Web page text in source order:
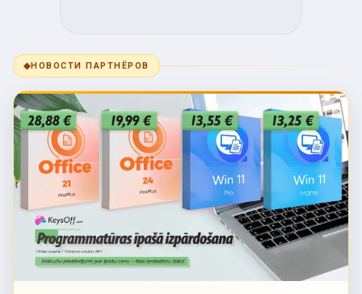
◆НОВОСТИ ПАРТНЁРОВ